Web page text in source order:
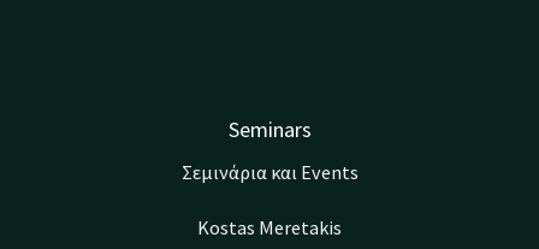
Seminars
Σεμινάρια και Events
Kostas Meretakis